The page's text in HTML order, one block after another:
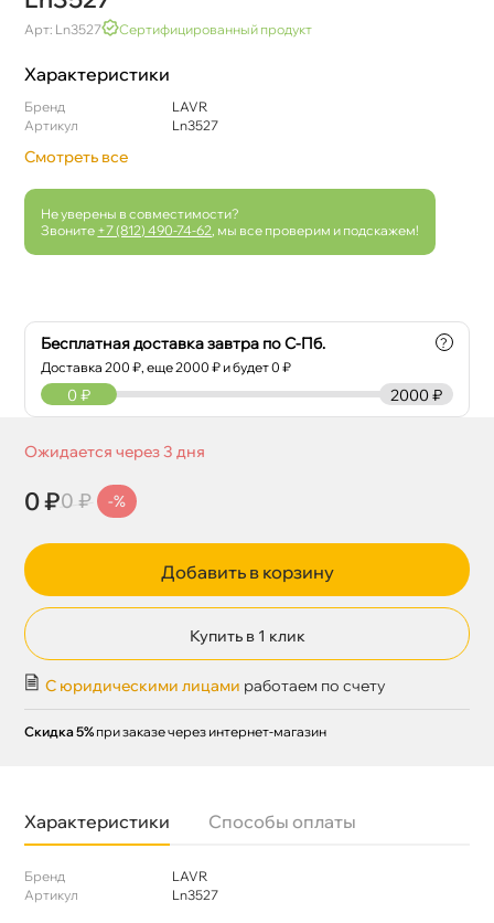
Арт: Ln3527 Сертифицированный продукт
Характеристики
Бренд
LAVR
Артикул
Ln3527
Смотреть все
Не уверены в совместимости?
Звоните +7 (812) 490-74-62 , мы все проверим и подскажем!
Бесплатная доставка завтра по С-Пб.
Доставка200 ₽, еще2000 ₽ и будет 0 ₽
?
2000 ₽
0 ₽
Ожидается через 3 дня
0 ₽0 ₽ -%
Добавить в корзину
Купить в 1 клик
С юридическими лицами работаем по счету
Скидка 5% при заказе через интернет-магазин
Характеристики Способы оплаты
Бренд
LAVR
Артикул
Ln3527